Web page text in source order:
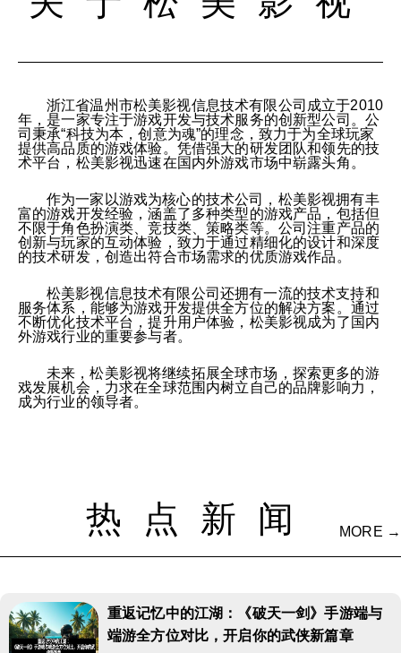
浙江省温州市松美影视信息技术有限公司成立于2010
年，是一家专注于游戏开发与技术服务的创新型公司。公
司秉承“科技为本，创意为魂”的理念，致力于为全球玩家
提供高品质的游戏体验。凭借强大的研发团队和领先的技
术平台，松美影视迅速在国内外游戏市场中崭露头角。
作为一家以游戏为核心的技术公司，松美影视拥有丰
富的游戏开发经验，涵盖了多种类型的游戏产品，包括但
不限于角色扮演类、竞技类、策略类等。公司注重产品的
创新与玩家的互动体验，致力于通过精细化的设计和深度
的技术研发，创造出符合市场需求的优质游戏作品。
松美影视信息技术有限公司还拥有一流的技术支持和
服务体系，能够为游戏开发提供全方位的解决方案。通过
不断优化技术平台，提升用户体验，松美影视成为了国内
外游戏行业的重要参与者。
未来，松美影视将继续拓展全球市场，探索更多的游
戏发展机会，力求在全球范围内树立自己的品牌影响力，
成为行业的领导者。
热点新闻 MORE →
重返记忆中的江湖：《破天一剑》手游端与
端游全方位对比，开启你的武侠新篇章